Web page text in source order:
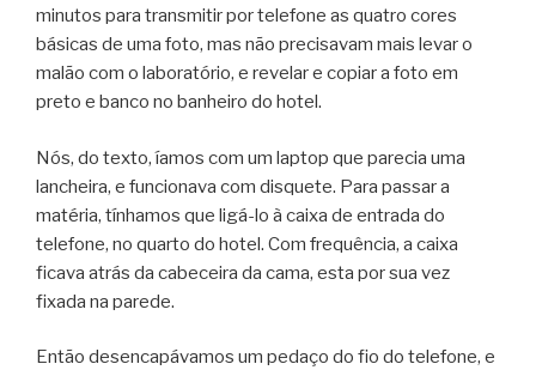
minutos para transmitir por telefone as quatro cores
básicas de uma foto, mas não precisavam mais levar o
malão com o laboratório, e revelar e copiar a foto em
preto e banco no banheiro do hotel.
Nós, do texto, íamos com um laptop que parecia uma
lancheira, e funcionava com disquete. Para passar a
matéria, tínhamos que ligá-lo à caixa de entrada do
telefone, no quarto do hotel. Com frequência, a caixa
ficava atrás da cabeceira da cama, esta por sua vez
fixada na parede.
Então desencapávamos um pedaço do fio do telefone, e